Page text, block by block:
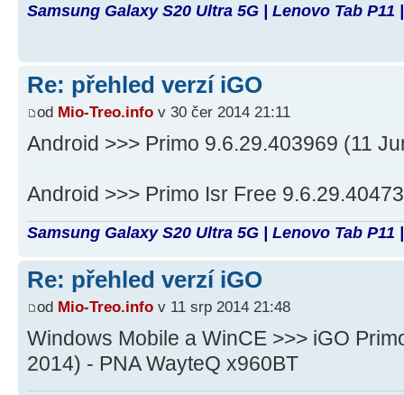
Samsung Galaxy S20 Ultra 5G | Lenovo Tab P11
Re: přehled verzí iGO
od Mio-Treo.info v 30 čer 2014 21:11
Android >>> Primo 9.6.29.403969 (11
Android >>> Primo Isr Free
Samsung Galaxy S20 Ultra 5G | Lenovo Tab P11
Re: přehled verzí iGO
od Mio-Treo.info v 11 srp 2014 21:48
Windows Mobile a WinCE >>> iGO
2014) - PNA WayteQ x960BT